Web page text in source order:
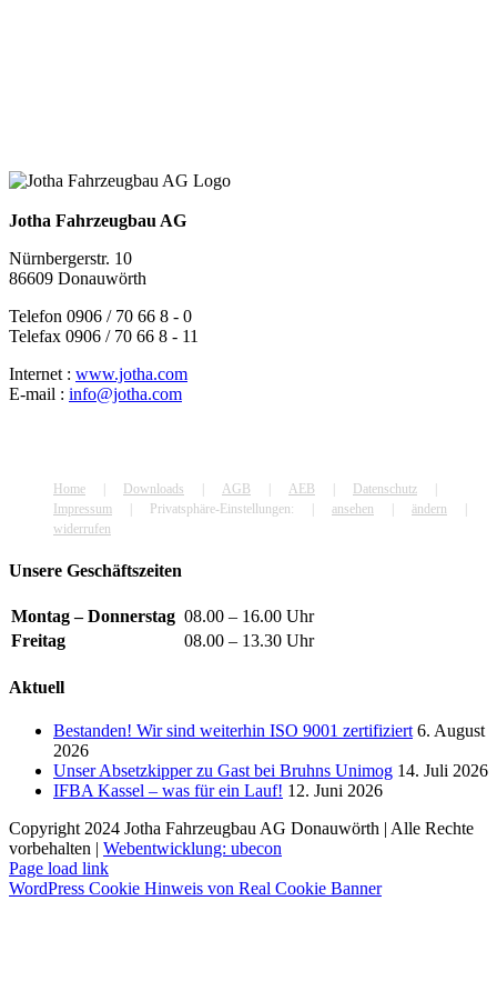
Jotha Fahrzeugbau AG
Nürnbergerstr. 10
86609 Donauwörth
Telefon 0906 / 70 66 8 - 0
Telefax 0906 / 70 66 8 - 11
Internet : www.jotha.com
E-mail : info@jotha.com
Home Downloads AGB AEB
Datenschutz
Impressum
Privatsphäre-Einstellungen: ansehen
ändern
widerrufen
Unsere Geschäftszeiten
Montag – Donnerstag 08.00 – 16.00 Uhr
Freitag
08.00 – 13.30 Uhr
Aktuell
Bestanden! Wir sind weiterhin ISO 9001 zertifiziert 6. August
2026
Unser Absetzkipper zu Gast bei Bruhns Unimog 14. Juli 2026
IFBA Kassel – was für ein Lauf! 12. Juni 2026
Copyright 2024 Jotha Fahrzeugbau AG Donauwörth | Alle Rechte
vorbehalten | Webentwicklung: ubecon
Page load link
WordPress Cookie Hinweis von Real Cookie Banner